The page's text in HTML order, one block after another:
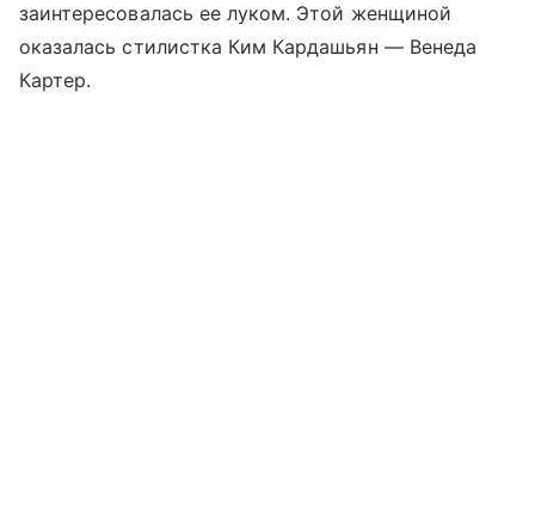
заинтересовалась ее луком. Этой женщиной
оказалась стилистка Ким Кардашьян — Венеда
Картер.